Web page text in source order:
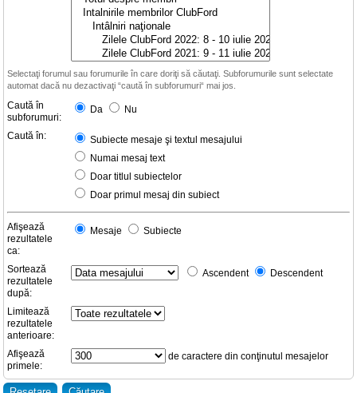
Selectaţi forumul sau forumurile în care doriţi să căutaţi. Subforumurile sunt selectate
automat dacă nu dezactivaţi “caută în subforumuri“ mai jos.
Caută în
subforumuri:
Da Nu
Caută în:
Subiecte mesaje şi textul mesajului
Numai mesaj text
Doar titlul subiectelor
Doar primul mesaj din subiect
Afişează
rezultatele
ca:
Mesaje Subiecte
Sortează
rezultatele
după:
Ascendent Descendent
Limitează
rezultatele
anterioare:
Afişează
primele:
de caractere din conţinutul mesajelor